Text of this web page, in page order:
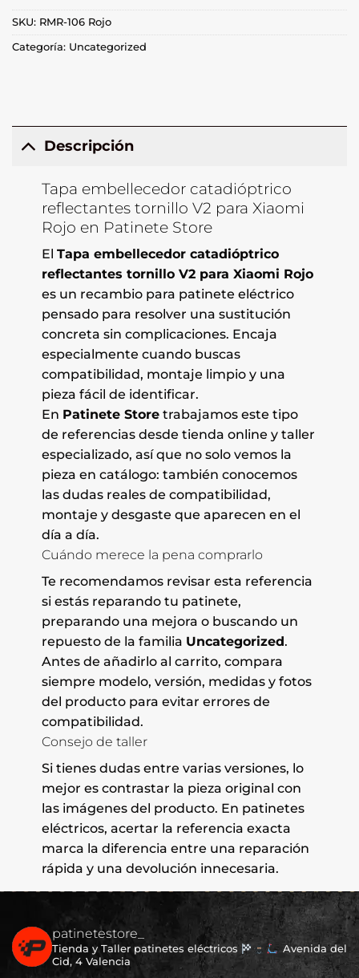
SKU: RMR-106 Rojo
Categoría: Uncategorized
Descripción
Tapa embellecedor catadióptrico
reflectantes tornillo V2 para Xiaomi
Rojo en Patinete Store
El Tapa embellecedor catadióptrico
reflectantes tornillo V2 para Xiaomi Rojo
es un recambio para patinete eléctrico
pensado para resolver una sustitución
concreta sin complicaciones. Encaja
especialmente cuando buscas
compatibilidad, montaje limpio y una
pieza fácil de identificar.
En Patinete Storetrabajamos este tipo
de referencias desde tienda online y taller
especializado, así que no solo vemos la
pieza en catálogo: también conocemos
las dudas reales de compatibilidad,
montaje y desgaste que aparecen en el
día a día.
Cuándo merece la pena comprarlo
Te recomendamos revisar esta referencia
si estás reparando tu patinete,
preparando una mejora o buscando un
repuesto de la familia Uncategorized.
Antes de añadirlo al carrito, compara
siempre modelo, versión, medidas y fotos
del producto para evitar errores de
compatibilidad.
Consejo de taller
Si tienes dudas entre varias versiones, lo
mejor es contrastar la pieza original con
las imágenes del producto. En patinetes
eléctricos, acertar la referencia exacta
marca la diferencia entre una reparación
rápida y una devolución innecesaria.
patinetestore_
Tienda y Taller patinetes eléctricos
Avenida del
Cid, 4 Valencia